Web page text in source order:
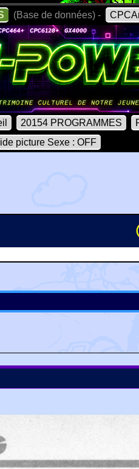
(Base de données) -
20154 PROGRAMMES
picture Sexe : OFF